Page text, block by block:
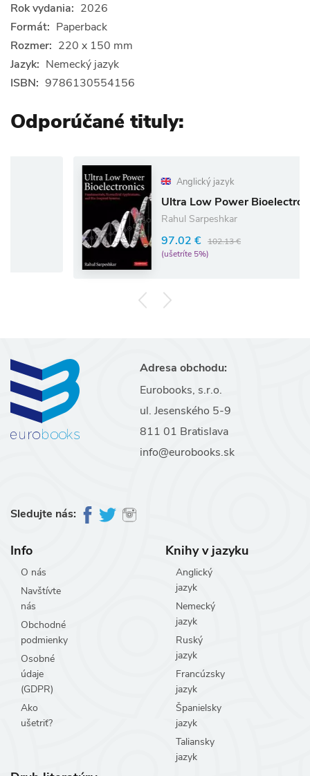
Rok vydania: 2026
Formát: Paperback
Rozmer: 220 x 150 mm
Jazyk: Nemecký jazyk
ISBN: 9786130554156
Odporúčané tituly:
Anglický jazyk
Ultra Low Power Bioelectronics
Rahul Sarpeshkar
97.02 €
102.13 €
(ušetríte 5%)
Adresa obchodu:
Eurobooks, s.r.o.
ul. Jesenského 5-9
811 01 Bratislava
info@eurobooks.sk
Sledujte nás:
Info
O nás
Navštívte
nás
Obchodné
podmienky
Osobné
údaje
(GDPR)
Ako
ušetriť?
Knihy v jazyku
Anglický
jazyk
Nemecký
jazyk
Ruský
jazyk
Francúzsky
jazyk
Španielsky
jazyk
Taliansky
jazyk